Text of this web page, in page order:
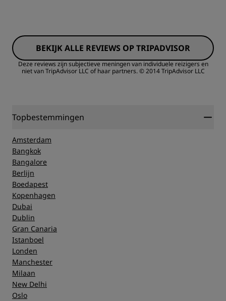
Service
Prijs/kwaliteit
Hygiëne
Service
BEKIJK ALLE REVIEWS OP TRIPADVISOR
Deze reviews zijn subjectieve meningen van individuele reizigers en
niet van TripAdvisor LLC of haar partners. © 2014 TripAdvisor LLC
Topbestemmingen
Amsterdam
Bangkok
Bangalore
Berlijn
Boedapest
Kopenhagen
Dubai
Dublin
Gran Canaria
Istanboel
Londen
Manchester
Milaan
New Delhi
Oslo